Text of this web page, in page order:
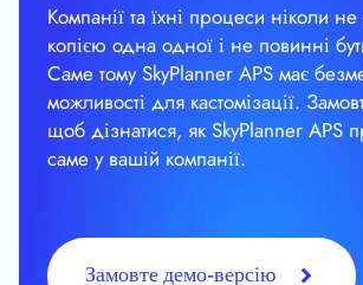
Компанії та їхні процеси ніколи
копією одна одної і не повинні
Саме тому SkyPlanner APS має
можливості для кастомізації.
щоб дізнатися, як SkyPlanner APS
саме у вашій компанії.
Замовте демо-версію